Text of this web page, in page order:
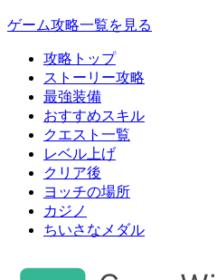
ゲーム攻略一覧を見る
攻略トップ
ストーリー攻略
最強装備
おすすめスキル
クエスト一覧
レベル上げ
クリア後
ヨッチの場所
カジノ
ちいさなメダル